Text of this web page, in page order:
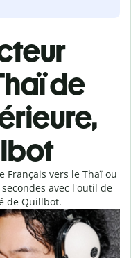
de
Français vers le Thaï ou
avec l'outil de
de Quillbot.